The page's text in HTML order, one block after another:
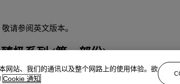
请参阅英文版本。
极系列 (第一部份)
网站、我们的通讯以及整个网路上的使用体验。欲
Cookie 通知